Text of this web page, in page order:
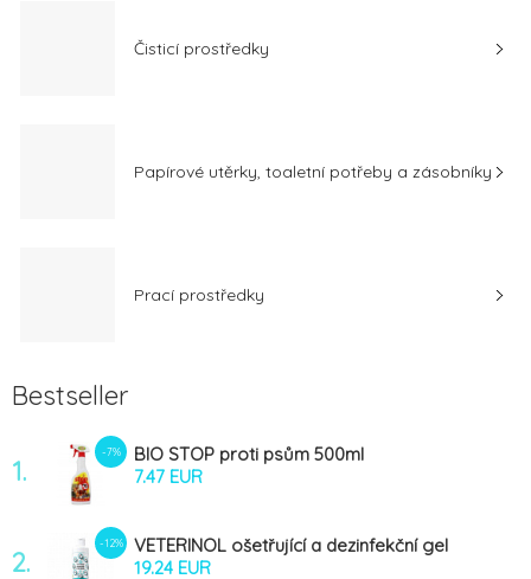
Čisticí prostředky
Papírové utěrky, toaletní potřeby a zásobníky
Prací prostředky
Bestseller
1.
-7%
BIO STOP proti psům 500ml
7.47 EUR
2.
-12%
VETERINOL ošetřující a dezinfekční gel
250ml
19.24 EUR